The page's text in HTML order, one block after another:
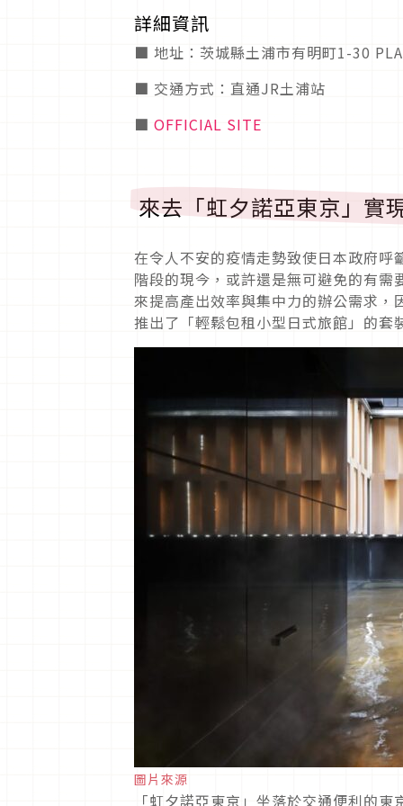
詳細資訊
■ 地址：茨城縣土浦市有明町1-30
■ 交通方式：直通JR土浦站
■ OFFICIAL SITE
來去「虹夕諾亞東京」實
在令人不安的疫情走勢致使日本政府
階段的現今，或許還是無可避免的有
來提高產出效率與集中力的辦公需求
推出了「輕鬆包租小型日式旅館」的
圖片來源
「虹夕諾亞東京」坐落於交通便利的